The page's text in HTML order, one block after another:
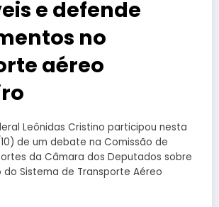
e defende
no
aéreo
Leônidas Cristino participou nesta
de um debate na Comissão de
da Câmara dos Deputados sobre
Sistema de Transporte Aéreo